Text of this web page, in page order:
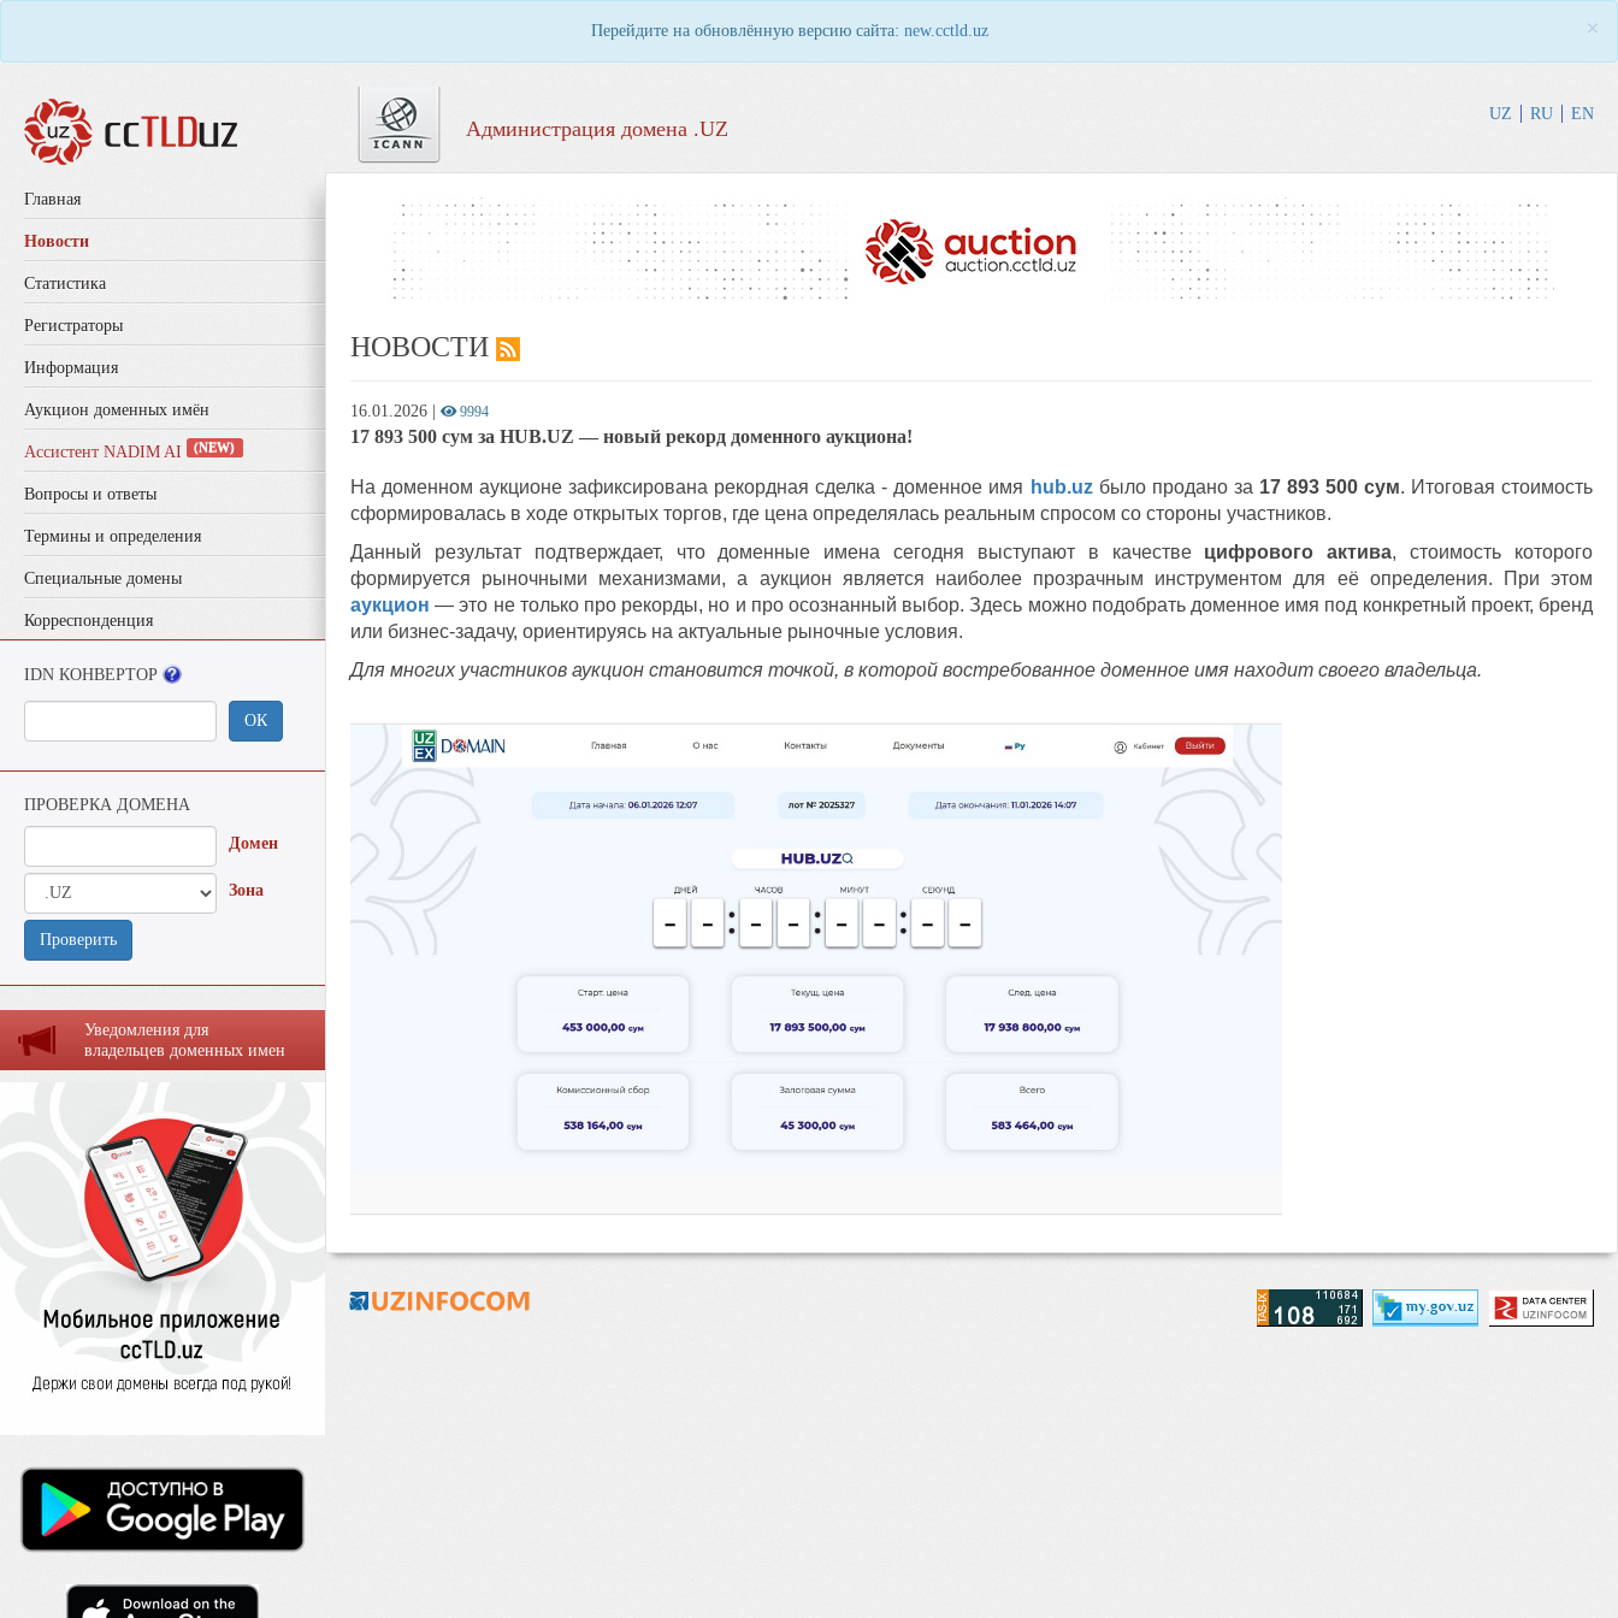
Перейдите на обновлённую версию сайта: new.cctld.uz ×
Администрация домена .UZ
UZ RU EN
Главная
Новости
Статистика
Регистраторы
Информация
Аукцион доменных имён
Ассистент NADIM AI (NEW)
Вопросы и ответы
Термины и определения
Специальные домены
Корреспонденция
IDN КОНВЕРТОР
ОК
ПРОВЕРКА ДОМЕНА
Домен
Зона
Проверить
Уведомления для
владельцев доменных имен
НОВОСТИ
16.01.2026 9994
17 893 500 сум за HUB.UZ — новый рекорд доменного аукциона!
На доменном аукционе зафиксирована рекордная сделка - доменное имя hub.uzбыло продано за 17 893 500 сум. Итоговая стоимость
сформировалась в ходе открытых торгов, где цена определялась реальным спросом со стороны участников.
Данный результат подтверждает, что доменные имена сегодня выступают в качестве цифрового актива, стоимость которого
формируется рыночными механизмами, а аукцион является наиболее прозрачным инструментом для её определения. При этом
аукцион — это не только про рекорды, но и про осознанный выбор. Здесь можно подобрать доменное имя под конкретный проект, бренд
или бизнес-задачу, ориентируясь на актуальные рыночные условия.
Для многих участников аукцион становится точкой, в которой востребованное доменное имя находит своего владельца.